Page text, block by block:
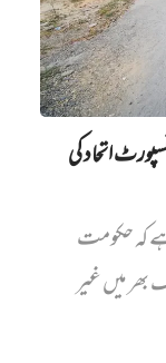
اتحاد کی
کہ حکومت
میں غیر